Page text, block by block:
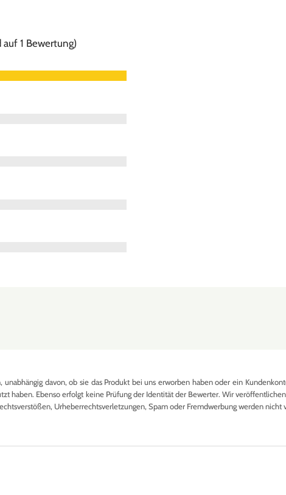
1 Bewertung)
davon, ob sie das Produkt bei uns erworben haben oder ein
haben. Ebenso erfolgt keine Prüfung der Identität der Bewerter. Wir
Urheberrechtsverletzungen, Spam oder Fremdwerbung werden nicht